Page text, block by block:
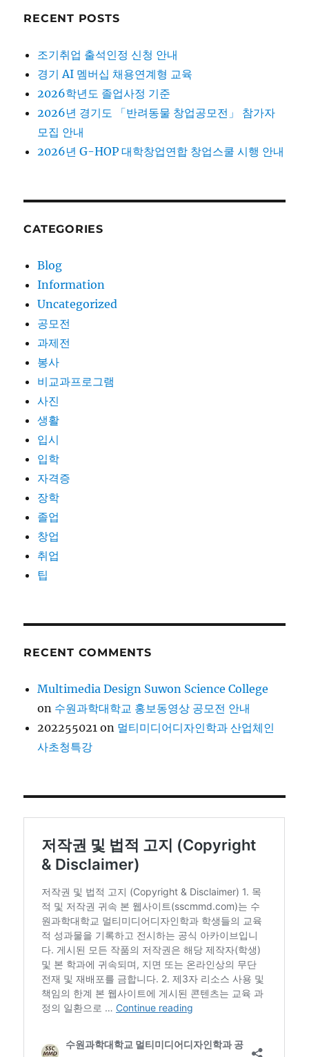
RECENT POSTS
조기취업 출석인정 신청 안내
경기 AI 멤버십 채용연계형 교육
2026학년도 졸업사정 기준
2026년 경기도 「반려동물 창업공모전」 참가자
모집 안내
2026년 G-HOP 대학창업연합 창업스쿨 시행 안내
CATEGORIES
Blog
Information
Uncategorized
공모전
과제전
봉사
비교과프로그램
사진
생활
입시
입학
자격증
장학
졸업
창업
취업
팁
RECENT COMMENTS
Multimedia Design Suwon Science College
on 수원과학대학교 홍보동영상 공모전 안내
202255021 on 멀티미디어디자인학과 산업체인
사초청특강